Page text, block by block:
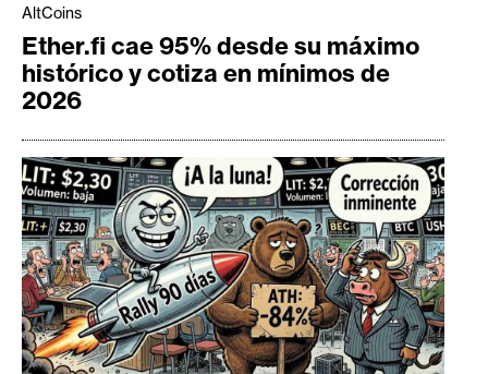
AltCoins
Ether.fi cae 95% desde su máximo
histórico y cotiza en mínimos de
2026